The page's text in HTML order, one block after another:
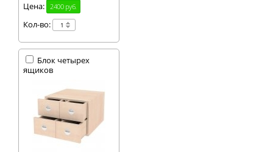
Цена: 2400 руб.
Кол-во:
Блок четырех
ящиков